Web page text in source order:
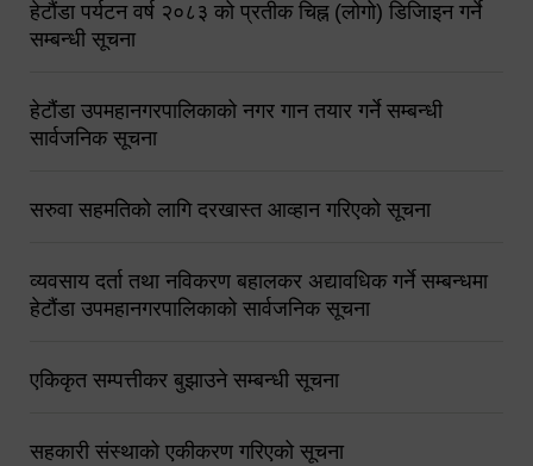
हेटौंडा पर्यटन वर्ष २०८३ को प्रतीक चिह्न (लोगो) डिजिाइन गर्ने
सम्बन्धी सूचना
हेटौंडा उपमहानगरपालिकाको नगर गान तयार गर्ने सम्बन्धी
सार्वजनिक सूचना
सरुवा सहमतिको लागि दरखास्त आव्हान गरिएको सूचना
व्यवसाय दर्ता तथा नविकरण बहालकर अद्यावधिक गर्ने सम्बन्धमा
हेटौंडा उपमहानगरपालिकाको सार्वजनिक सूचना
एकिकृत सम्पत्तीकर बुझाउने सम्बन्धी सूचना
सहकारी संस्थाको एकीकरण गरिएको सूचना